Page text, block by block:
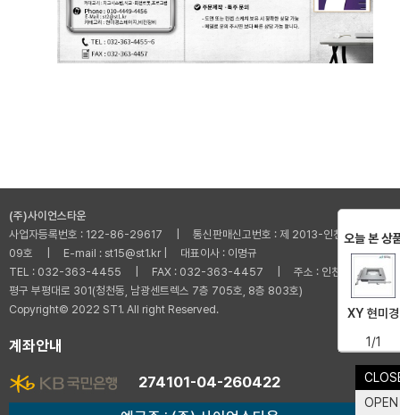
(주)사이언스타운
사업자등록번호 : 122-86-29617 | 통신판매신고번호 : 제 2013-인천부평-001
09호 | E-mail : st15@st1.kr | 대표이사 : 이명규
TEL : 032-363-4455 | FAX : 032-363-4457 | 주소 : 인천광역시 부
평구 부평대로 301(청천동, 남광센트렉스 7층 705호, 8층 803호)
Copyright© 2022 ST1. All right Reserved.
계좌안내
274101-04-260422
OPEN
오늘 본 상
XY 현미경
1/1